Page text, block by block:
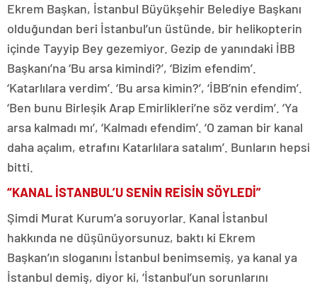
Ekrem Başkan, İstanbul Büyükşehir Belediye Başkanı
olduğundan beri İstanbul’un üstünde, bir helikopterin
içinde Tayyip Bey gezemiyor. Gezip de yanındaki İBB
Başkanı’na ‘Bu arsa kimindi?’, ‘Bizim efendim’.
‘Katarlılara verdim’. ‘Bu arsa kimin?’, ‘İBB’nin efendim’.
‘Ben bunu Birleşik Arap Emirlikleri’ne söz verdim’. ‘Ya
arsa kalmadı mı’, ‘Kalmadı efendim’. ‘O zaman bir kanal
daha açalım, etrafını Katarlılara satalım’. Bunların hepsi
bitti.
“KANAL İSTANBUL’U SENİN REİSİN SÖYLEDİ”
Şimdi Murat Kurum’a soruyorlar. Kanal İstanbul
hakkında ne düşünüyorsunuz, baktı ki Ekrem
Başkan’ın sloganını İstanbul benimsemiş, ya kanal ya
İstanbul demiş, diyor ki, ‘İstanbul’un sorunlarını